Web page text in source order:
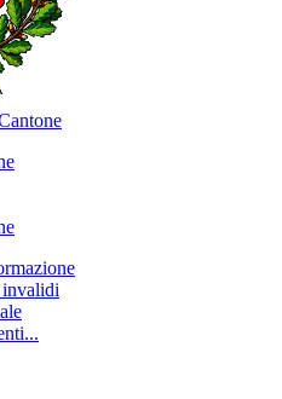
invalidi